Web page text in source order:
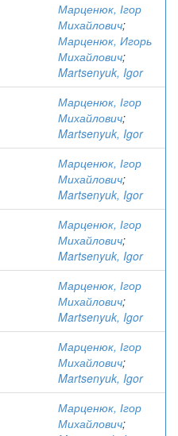
Марценюк, Ігор
Михайлович;
Марценюк, Игорь
Михайлович;
Martsenyuk, Igor
Марценюк, Ігор
Михайлович;
Martsenyuk, Igor
Марценюк, Ігор
Михайлович;
Martsenyuk, Igor
Марценюк, Ігор
Михайлович;
Martsenyuk, Igor
Марценюк, Ігор
Михайлович;
Martsenyuk, Igor
Марценюк, Ігор
Михайлович;
Martsenyuk, Igor
Марценюк, Ігор
Михайлович;